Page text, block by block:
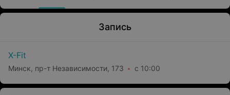
Запись
X-Fit
Минск, пр-т Независимости, 173 с 10:00